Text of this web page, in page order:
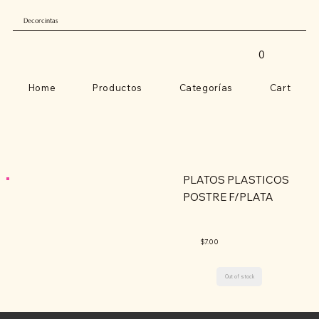
Decorcintas
Home Productos Categorías Cart
0
Out of stock
PLATOS PLASTICOS
POSTRE F/PLATA
$7.00